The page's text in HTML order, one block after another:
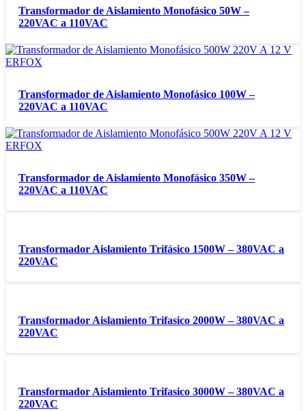
Transformador de Aislamiento Monofásico 50W –
220VAC a 110VAC
Transformador de Aislamiento Monofásico 100W –
220VAC a 110VAC
Transformador de Aislamiento Monofásico 350W –
220VAC a 110VAC
Transformador Aislamiento Trifásico 1500W – 380VAC a
220VAC
Transformador Aislamiento Trifasico 2000W – 380VAC a
220VAC
Transformador Aislamiento Trifasico 3000W – 380VAC a
220VAC